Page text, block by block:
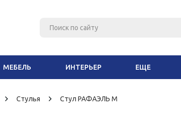
МЕБЕЛЬ ИНТЕРЬЕР ЕЩЕ
Стулья Стул РАФАЭЛЬ М